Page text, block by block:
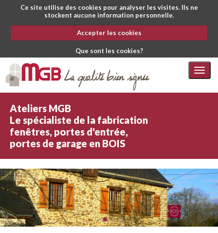
Ce site utilise des cookies pour analyser les visites. Ils ne
stockent aucune information personnelle.
Accepter les cookies
Que sont les cookies?
Ateliers MGB
Le spécialiste de la fabrication
fenêtres, portes d'entrée,
portes de garage en BOIS